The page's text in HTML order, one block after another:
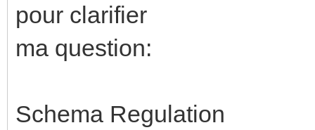
pour clarifier
ma question:
Schema Regulation